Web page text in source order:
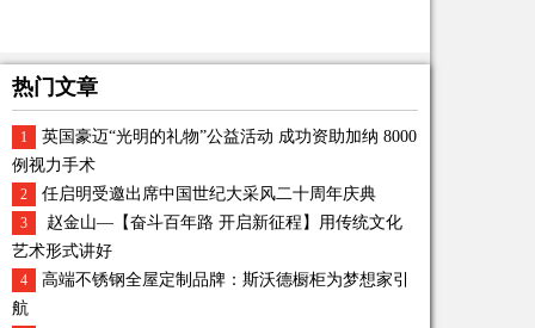
热门文章
1
英国豪迈“光明的礼物”公益活动 成功资助加纳 8000
例视力手术
2 任启明受邀出席中国世纪大采风二十周年庆典
3
赵金山—【奋斗百年路 开启新征程】用传统文化
艺术形式讲好
4
高端不锈钢全屋定制品牌：斯沃德橱柜为梦想家引
航